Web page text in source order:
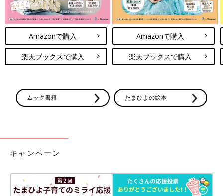
Amazonで購入
楽天ブックスで購入
Amazonで購入
楽天ブックスで購入
ムック書籍 たまひよの絵本
キャンペーン